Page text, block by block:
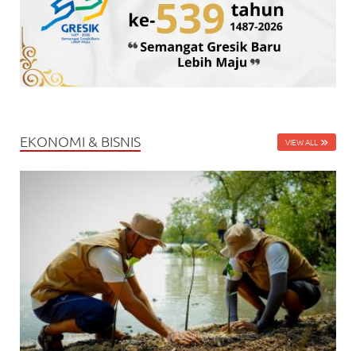
EKONOMI & BISNIS VIEW ALL